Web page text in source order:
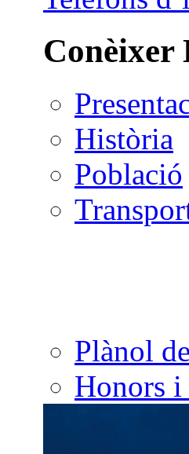
Història
Població
Plànol
Honors